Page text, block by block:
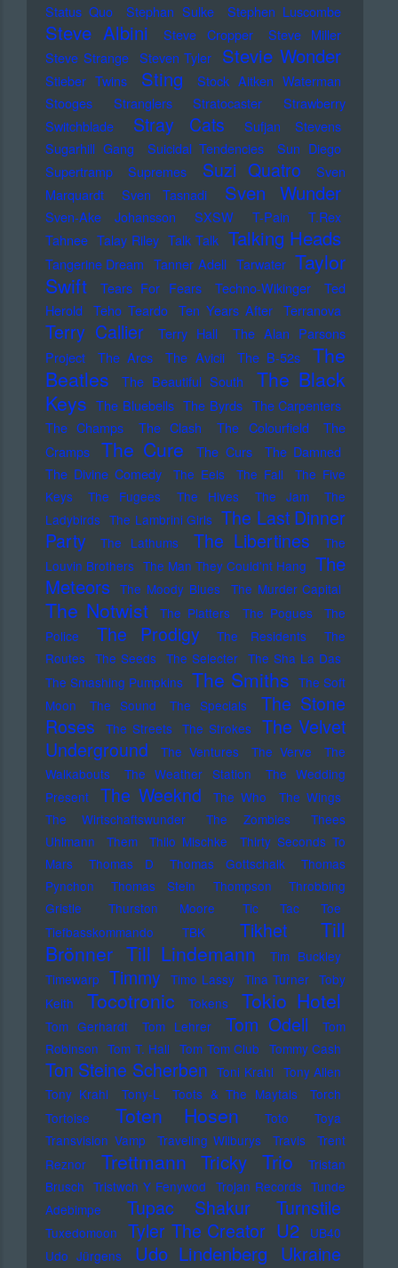
Status Quo
Stephan Sulke Stephen Luscombe
Steve Albini Steve Cropper
Steve Miller
Steve Strange Steven Tyler Stevie Wonder
Stieber Twins Sting
Stock Aitken Waterman
Stooges
Stranglers Stratocaster
Strawberry
Switchblade
Stray Cats
Sufjan Stevens
Sugarhill Gang
Suicidal Tendencies
Sun Diego
Supertramp
Supremes Suzi Quatro
Sven
Marquardt
Sven Tasnadi Sven Wunder
Sven-Ake Johansson SXSW T-Pain
T.Rex
Tahnee Talay Riley Talk Talk Talking Heads
Tangerine Dream Tanner Adell Tarwater Taylor
Swift
Tears For Fears Techno-Wikinger
Ted
Herold
Teho Teardo Ten Years After Terranova
Terry Callier Terry Hall
The Alan Parsons
Project
The Arcs The Avicii The B-52s
The
Beatles
The Beautiful South
The Black
Keys The Bluebells The Byrds The Carpenters
The Champs
The Clash The Colourfield
The
Cramps
The Cure The Curs
The Damned
The Divine Comedy
The Eels The Fall
The Five
Keys
The Fugees The Hives The Jam
The
Ladybirds The Lambrini Girls The Last Dinner
Party
The Lathums The Libertines
The
Louvin Brothers The Man They Could'nt Hang The
Meteors The Moody Blues The Murder Capital
The Notwist The Platters The Pogues
The
Police
The Prodigy The Residents
The
Routes The Seeds The Selecter The Sha La Das
The Smashing Pumpkins The Smiths The Soft
Moon
The Sound The Specials
The Stone
Roses
The Streets The Strokes
The Velvet
Underground
The Ventures The Verve
The
Walkabouts
The Weather Station
The Wedding
Present
The Weeknd The Who
The Wings
The Wirtschaftswunder
The Zombies
Thees
Uhlmann
Them Thilo Mischke
Thirty Seconds To
Mars
Thomas D Thomas Gottschalk
Thomas
Pynchon
Thomas Stein Thompson
Throbbing
Gristle
Thurston Moore
Tic Tac Toe
Tiefbasskommando TBK
Tikhet
Till
Brönner Till Lindemann
Tim Buckley
Timewarp Timmy Timo Lassy Tina Turner Toby
Keith
Tocotronic Tokens Tokio Hotel
Tom Gerhardt Tom Lehrer Tom Odell
Tom
Robinson Tom T. Hall Tom Tom Club Tommy Cash
Ton Steine Scherben Toni Krahl Tony Allen
Tony Krahl
Tony-L Toots & The Maytals
Torch
Tortoise
Toten Hosen Toto
Toya
Transvision Vamp
Traveling Wilburys Travis
Trent
Reznor
Trettmann Tricky Trio
Tristan
Brusch Tristwch Y Fenywod Trojan Records Tunde
Adebimpe
Tupac Shakur Turnstile
Tuxedomoon Tyler The Creator U2
UB40
Udo Jürgens
Udo Lindenberg Ukraine